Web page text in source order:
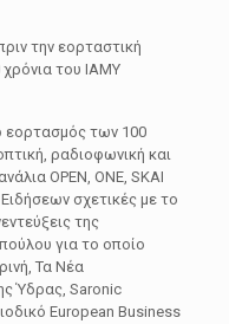
την εορταστική
του ΙΑΜΥ
εορτασμός των 100
ραδιοφωνική και
ΟPEN, ONE, SKAI
σχετικές με το
της
για το οποίο
Τα Νέα
Ύδρας, Saronic
European Business